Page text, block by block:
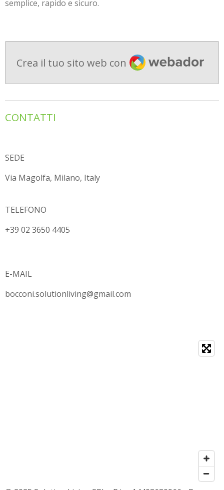
semplice, rapido e sicuro.
Crea il tuo sito web con
Webador
CONTATTI
SEDE
Via Magolfa, Milano, Italy
TELEFONO
+39 02 3650 4405
E-MAIL
bocconi.solutionliving@gmail.com